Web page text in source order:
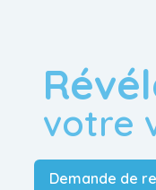
votre
Demande de